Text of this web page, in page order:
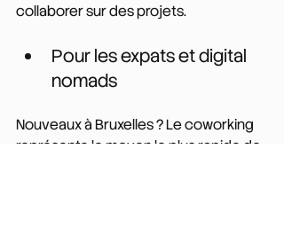
collaborer sur des projets.
Pour les expats et digital
nomads
Nouveaux à Bruxelles ? Le coworking
représente le moyen le plus rapide de